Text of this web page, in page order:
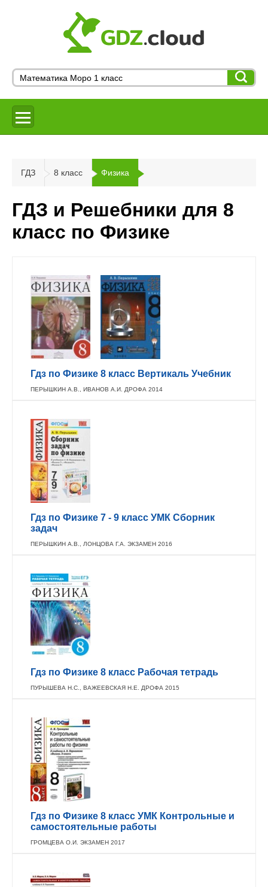
ГДЗ 8 класс Физика
ГДЗ и Решебники для 8
класс по Физике
Гдз по Физике 8 класс Вертикаль Учебник
ПЕРЫШКИН А.В., ИВАНОВ А.И. ДРОФА 2014
Гдз по Физике 7 - 9 класс УМК Сборник
задач
ПЕРЫШКИН А.В., ЛОНЦОВА Г.А. ЭКЗАМЕН 2016
Гдз по Физике 8 класс Рабочая тетрадь
ПУРЫШЕВА Н.С., ВАЖЕЕВСКАЯ Н.Е. ДРОФА 2015
Гдз по Физике 8 класс УМК Контрольные и
самостоятельные работы
ГРОМЦЕВА О.И. ЭКЗАМЕН 2017